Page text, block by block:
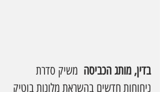
בדין, מותג הכביסה משיק סדרת
ניחוחות חדשים בהשראת מלונות בוטיק